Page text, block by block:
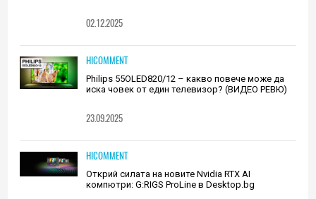
02.12.2025
HICOMMENT
Philips 55OLED820/12 – какво повече може да
иска човек от един телевизор? (ВИДЕО РЕВЮ)
23.09.2025
HICOMMENT
Открий силата на новите Nvidia RTX AI
компютри: G:RIGS ProLine в Desktop.bg